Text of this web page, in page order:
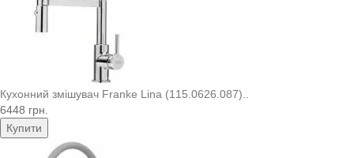
Кухонний змішувач Franke Lina (115.0626.087)..
6448 грн.
Купити